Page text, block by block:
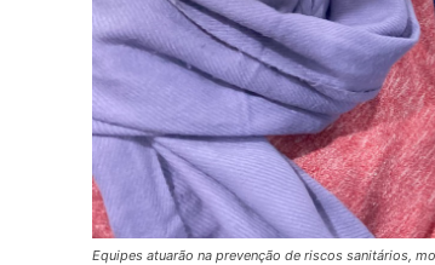
Equipes atuarão na prevenção de riscos sanitários,